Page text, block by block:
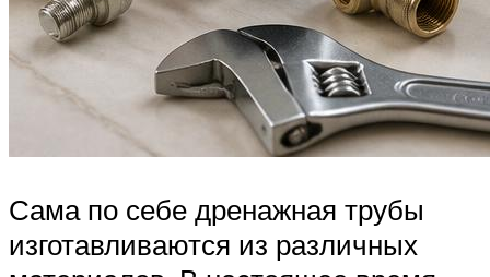
Сама по себе дренажная трубы
изготавливаются из различных